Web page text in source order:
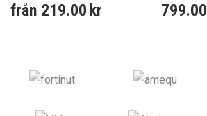
från 219.00 kr 799.00